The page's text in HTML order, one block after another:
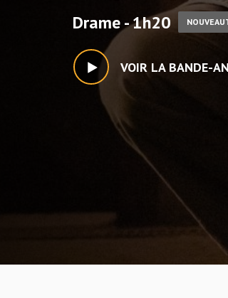
Drame - 1h20
VOIR LA BANDE-